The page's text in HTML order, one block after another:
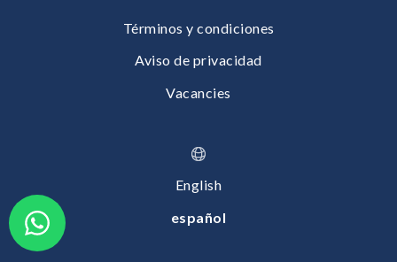
Términos y condiciones
Aviso de privacidad
Vacancies
English
español